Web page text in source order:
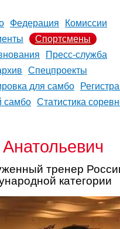
Федерация
Комиссии
Спортсмены
Пресс-служба
Спецпроекты
для самбо
самбо Статистика
тренер
категории